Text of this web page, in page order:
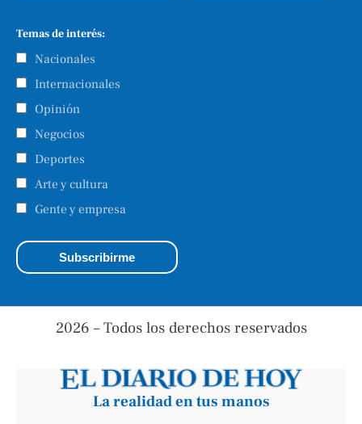
Temas de interés:
Nacionales
Internacionales
Opinión
Negocios
Deportes
Arte y cultura
Gente y empresa
2026 – Todos los derechos reservados
La realidad en tus manos